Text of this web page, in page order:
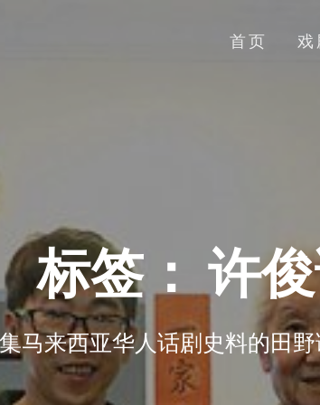
首页
标签： 许
马来西亚华人话剧史料的田